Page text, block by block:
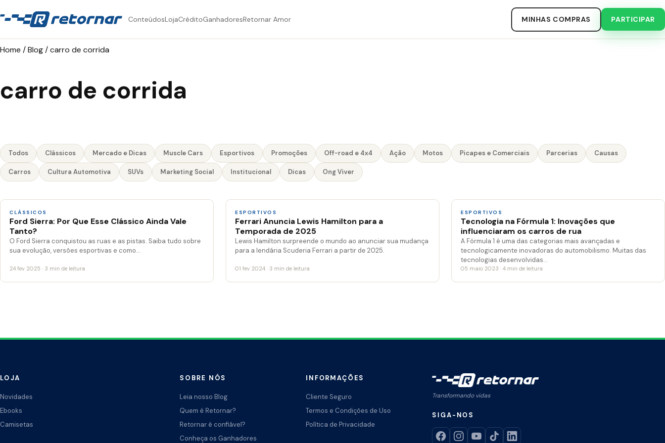
ConteúdosLojaCréditoGanhadoresRetornar Amor MINHAS COMPRAS PARTICIPAR
Home /Blog/carro de corrida
carro de corrida
Todos Clássicos Mercado e Dicas Muscle Cars Esportivos Promoções Off-road e 4x4 Ação Motos Picapes e Comerciais Parcerias Causas
Carros Cultura Automotiva SUVs Marketing Social Institucional Dicas Ong Viver
CLÁSSICOS
Ford Sierra: Por Que Esse Clássico Ainda Vale
Tanto?
O Ford Sierra conquistou as ruas e as pistas. Saiba tudo sobre
sua evolução, versões esportivas e como…
24 fev 2025 · 3 min de leitura
ESPORTIVOS
Ferrari Anuncia Lewis Hamilton para a
Temporada de 2025
Lewis Hamilton surpreende o mundo ao anunciar sua mudança
para a lendária Scuderia Ferrari a partir de 2025.
01 fev 2024 · 3 min de leitura
ESPORTIVOS
Tecnologia na Fórmula 1: Inovações que
influenciaram os carros de rua
A Fórmula 1 é uma das categorias mais avançadas e
tecnologicamente inovadoras do automobilismo. Muitas das
tecnologias desenvolvidas…
05 maio 2023 · 4 min de leitura
LOJA
Novidades
Ebooks
Camisetas
SOBRE NÓS
Leia nosso Blog
Quem é Retornar?
Retornar é confiável?
Conheça os Ganhadores
INFORMAÇÕES
Cliente Seguro
Termos e Condições de Uso
Política de Privacidade
Transformando vidas
SIGA-NOS